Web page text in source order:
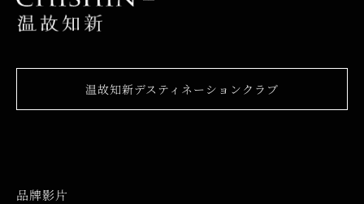
温故知新デスティネーションクラブ
品牌影片